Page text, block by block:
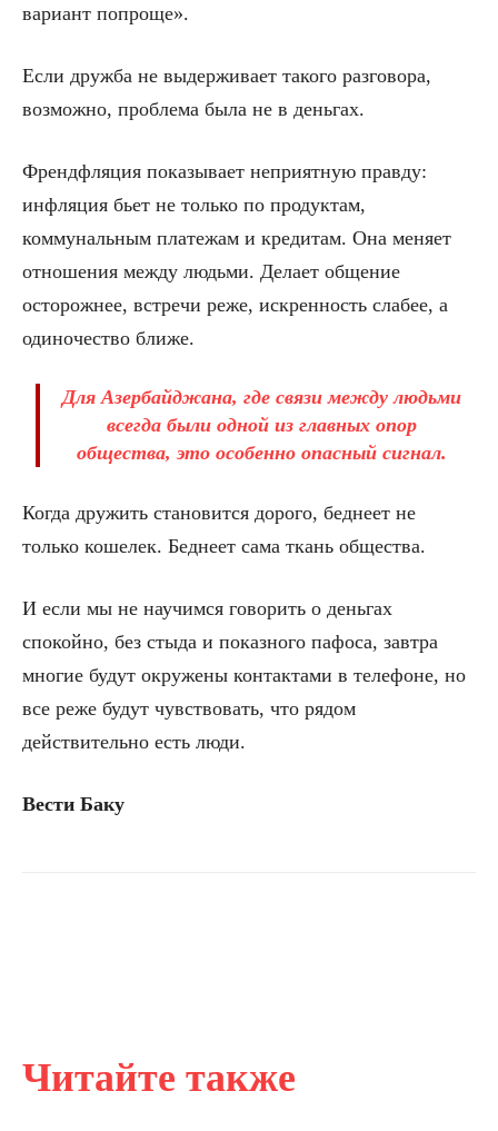
Читайте также
вариант попроще».
Если дружба не выдерживает такого разговора,
возможно, проблема была не в деньгах.
Френдфляция показывает неприятную правду:
инфляция бьет не только по продуктам,
коммунальным платежам и кредитам. Она меняет
отношения между людьми. Делает общение
осторожнее, встречи реже, искренность слабее, а
одиночество ближе.
Для Азербайджана, где связи между людьми
всегда были одной из главных опор
общества, это особенно опасный сигнал.
Когда дружить становится дорого, беднеет не
только кошелек. Беднеет сама ткань общества.
И если мы не научимся говорить о деньгах
спокойно, без стыда и показного пафоса, завтра
многие будут окружены контактами в телефоне, но
все реже будут чувствовать, что рядом
действительно есть люди.
Вести Баку